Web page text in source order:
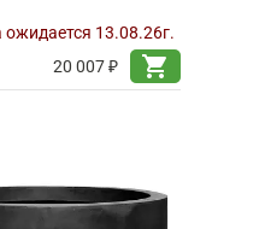
ожидается 13.08.26г.
20 007 ₽
shopping_cart